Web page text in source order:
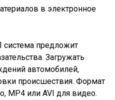
предложит
Загружать
автомобилей,
происшествия. Формат
MP4 или AVI для видео.